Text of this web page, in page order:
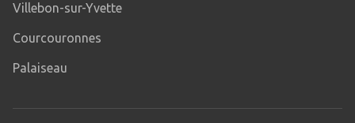
Villebon-sur-Yvette
Courcouronnes
Palaiseau